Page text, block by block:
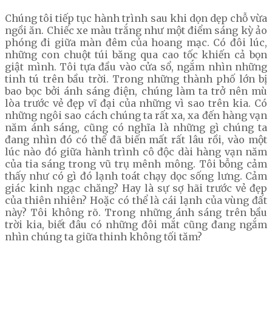
Chúng tôi tiếp tục hành trình sau khi dọn dẹp chỗ vừa
ngồi ăn. Chiếc xe màu trắng như một điểm sáng kỳ ảo
phóng đi giữa màn đêm của hoang mạc. Có đôi lúc,
những con chuột túi băng qua cao tốc khiến cả bọn
giật mình. Tôi tựa đầu vào cửa sổ, ngắm nhìn những
tinh tú trên bầu trời. Trong những thành phố lớn bị
bao bọc bởi ánh sáng điện, chúng làm ta trở nên mù
lòa trước vẻ đẹp vĩ đại của những vì sao trên kia. Có
những ngôi sao cách chúng ta rất xa, xa đến hàng vạn
năm ánh sáng, cũng có nghĩa là những gì chúng ta
đang nhìn đó có thể đã biến mất rất lâu rồi, vào một
lúc nào đó giữa hành trình cô độc dài hàng vạn năm
của tia sáng trong vũ trụ mênh mông. Tôi bỗng cảm
thấy như có gì đó lạnh toát chạy dọc sống lưng. Cảm
giác kinh ngạc chăng? Hay là sự sợ hãi trước vẻ đẹp
của thiên nhiên? Hoặc có thể là cái lạnh của vùng đất
này? Tôi không rõ. Trong những ánh sáng trên bầu
trời kia, biết đâu có những đôi mắt cũng đang ngắm
nhìn chúng ta giữa thinh không tối tăm?